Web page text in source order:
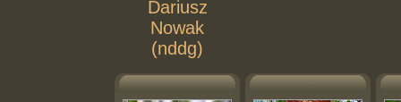
Dariusz
Nowak
(nddg)